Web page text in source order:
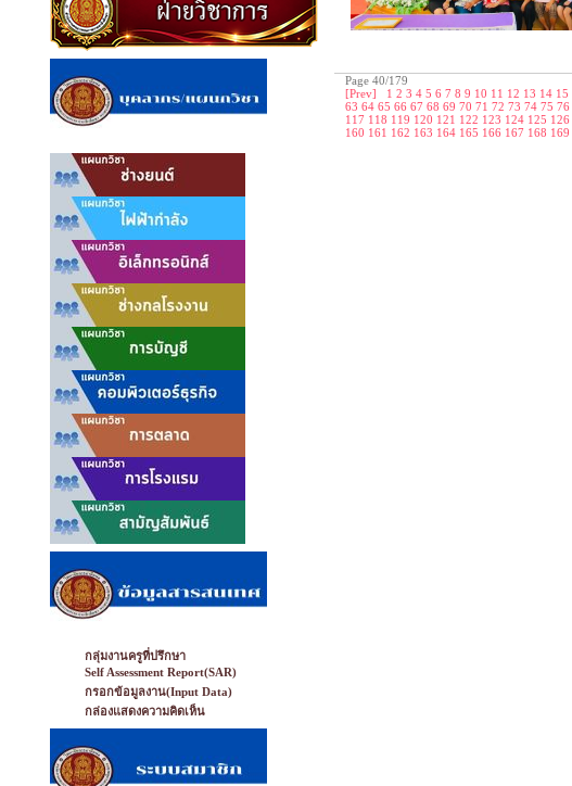
กลุ่มงานครูที่ปรึกษา
Self Assessment Report(SAR)
กรอกข้อมูลงาน(Input Data)
กล่องแสดงความคิดเห็น
Page 40/179
[Prev]
1 2 3 4 5 6 7 8 9 10 11 12 13 14 15
63 64 65 66 67 68 69 70 71 72 73 74 75 76
117 118 119 120 121 122 123 124 125 126
160 161 162 163 164 165 166 167 168 169